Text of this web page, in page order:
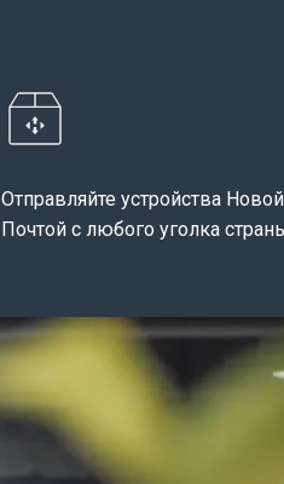
Отправляйте устройства Новой
Почтой с любого уголка